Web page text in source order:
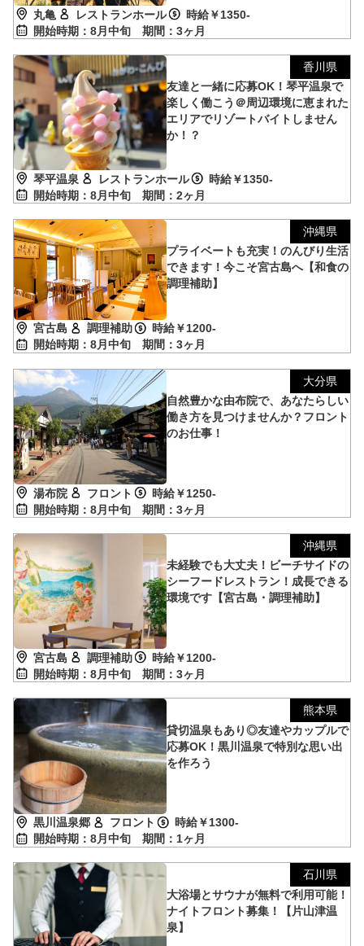
丸亀 レストランホール
時給￥1350-
開始時期：8月中旬 期間：3ヶ月
香川県
友達と一緒に応募OK！琴平温泉で
楽しく働こう＠周辺環境に恵まれた
エリアでリゾートバイトしません
か！？
琴平温泉 レストランホール
時給￥1350-
開始時期：8月中旬 期間：2ヶ月
沖縄県
プライベートも充実！のんびり生活
できます！今こそ宮古島へ【和食の
調理補助】
宮古島 調理補助
時給￥1200-
開始時期：8月中旬 期間：3ヶ月
大分県
自然豊かな由布院で、あなたらしい
働き方を見つけませんか？フロント
のお仕事！
湯布院 フロント
時給￥1250-
開始時期：8月中旬 期間：3ヶ月
沖縄県
未経験でも大丈夫！ビーチサイドの
シーフードレストラン！成長できる
環境です【宮古島・調理補助】
宮古島 調理補助
時給￥1200-
開始時期：8月中旬 期間：3ヶ月
熊本県
貸切温泉もあり◎友達やカップルで
応募OK！黒川温泉で特別な思い出
を作ろう
黒川温泉郷 フロント
時給￥1300-
開始時期：8月中旬 期間：1ヶ月
石川県
大浴場とサウナが無料で利用可能！
ナイトフロント募集！【片山津温
泉】